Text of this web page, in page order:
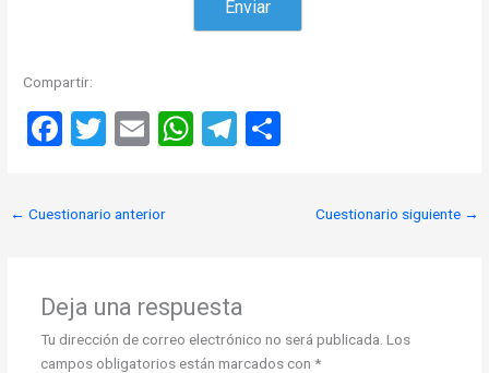
Compartir:
F
ce
b
o
k
T
er
E
ail
W
p
p
T
m
← Cuestionario anterior Cuestionario siguiente →
Deja una respuesta
Tu dirección de correo electrónico no será publicada. Los
campos obligatorios están marcados con *